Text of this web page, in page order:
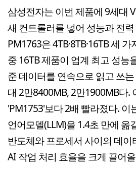
삼성전자는 이번 제품에 9세대
새 컨트롤러를 넣어 성능과 전
PM1763은 4TB·8TB·16TB 세
중 16TB 제품이 업계 최고 성능
준 데이터를 연속으로 읽고 쓰
대 2만8400MB, 2만1900MB다.
'PM1753'보다 2배 빨라졌다. 이
언어모델(LLM)을 1.4초 만에 옮
반도체와 프로세서 사이의 데
AI 작업 처리 효율을 크게 끌어